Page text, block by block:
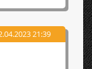
21:39